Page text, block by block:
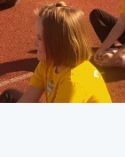
rodičů a